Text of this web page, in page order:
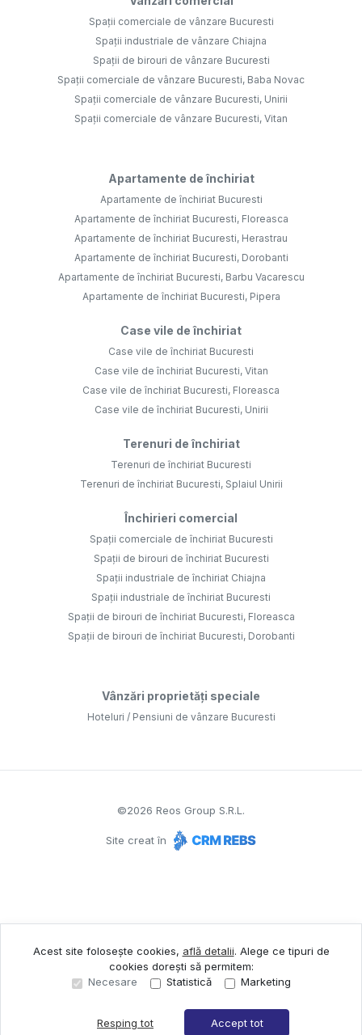
Spații comerciale de vânzare Bucuresti
Spații industriale de vânzare Chiajna
Spații de birouri de vânzare Bucuresti
Spații comerciale de vânzare Bucuresti, Baba Novac
Spații comerciale de vânzare Bucuresti, Unirii
Spații comerciale de vânzare Bucuresti, Vitan
Apartamente de închiriat
Apartamente de închiriat Bucuresti
Apartamente de închiriat Bucuresti, Floreasca
Apartamente de închiriat Bucuresti, Herastrau
Apartamente de închiriat Bucuresti, Dorobanti
Apartamente de închiriat Bucuresti, Barbu Vacarescu
Apartamente de închiriat Bucuresti, Pipera
Case vile de închiriat
Case vile de închiriat Bucuresti
Case vile de închiriat Bucuresti, Vitan
Case vile de închiriat Bucuresti, Floreasca
Case vile de închiriat Bucuresti, Unirii
Terenuri de închiriat
Terenuri de închiriat Bucuresti
Terenuri de închiriat Bucuresti, Splaiul Unirii
Închirieri comercial
Spații comerciale de închiriat Bucuresti
Spații de birouri de închiriat Bucuresti
Spații industriale de închiriat Chiajna
Spații industriale de închiriat Bucuresti
Spații de birouri de închiriat Bucuresti, Floreasca
Spații de birouri de închiriat Bucuresti, Dorobanti
Vânzări proprietăți speciale
Hoteluri / Pensiuni de vânzare Bucuresti
©2026 Reos Group S.R.L.
Site creat în
Acest site folosește cookies, află detalii. Alege ce tipuri de
cookies dorești să permitem:
Necesare
Statistică Marketing
Resping tot Accept tot